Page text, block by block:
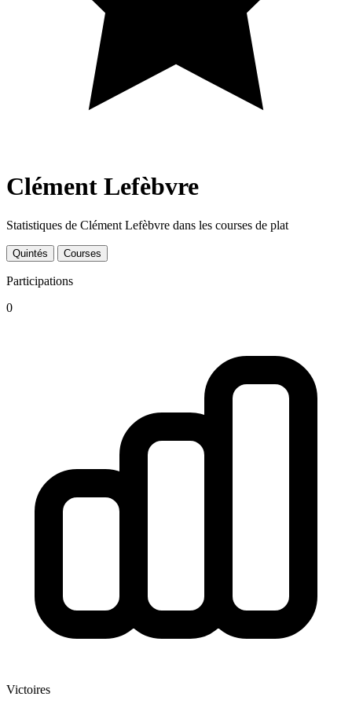
Clément Lefèbvre
Statistiques de Clément Lefèbvre dans les courses de plat
Quintés Courses
Participations
0
Victoires